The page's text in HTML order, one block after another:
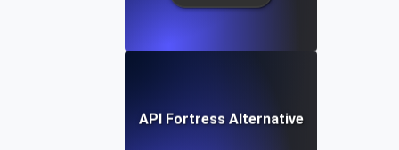
API Fortress Alternative